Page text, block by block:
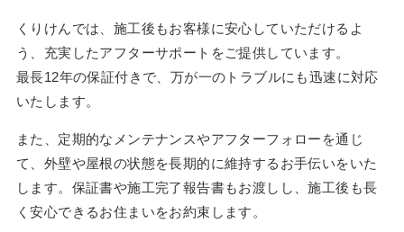
くりけんでは、施工後もお客様に安心していただけるよ
う、充実したアフターサポートをご提供しています。
最長12年の保証付きで、万が一のトラブルにも迅速に対応
いたします。
また、定期的なメンテナンスやアフターフォローを通じ
て、外壁や屋根の状態を長期的に維持するお手伝いをいた
します。保証書や施工完了報告書もお渡しし、施工後も長
く安心できるお住まいをお約束します。